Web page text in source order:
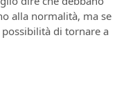
alla normalità, ma se
di tornare a